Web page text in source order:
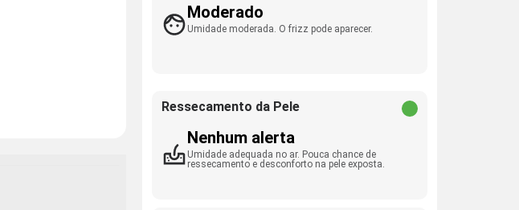
Moderado
Umidade moderada. O frizz pode aparecer.
Ressecamento da Pele
Nenhum alerta
Umidade adequada no ar. Pouca chance de
ressecamento e desconforto na pele exposta.